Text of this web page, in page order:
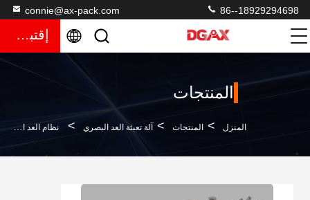
connie@ax-pack.com 86--18929294698
إقتباس
المنتجات
المنزل > المنتجات > آلة تعبئة العد البصري > نظام العد البصري للتغليف الآلي للدرجة لحماية العناصر اللاصقة